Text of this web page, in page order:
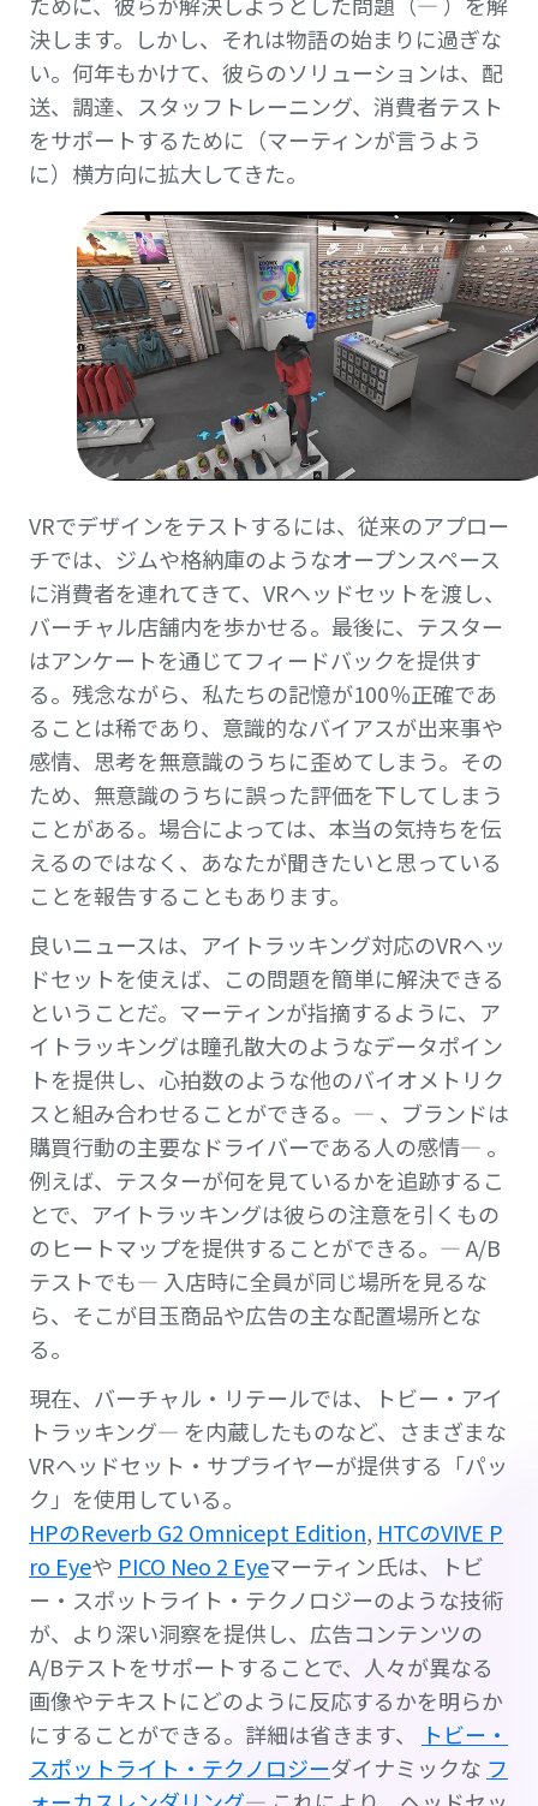
決します。しかし、それは物語の始まりに過ぎな
い。何年もかけて、彼らのソリューションは、配
送、調達、スタッフトレーニング、消費者テスト
をサポートするために（マーティンが言うよう
に）横方向に拡大してきた。
VRでデザインをテストするには、従来のアプロー
チでは、ジムや格納庫のようなオープンスペース
に消費者を連れてきて、VRヘッドセットを渡し、
バーチャル店舗内を歩かせる。最後に、テスター
はアンケートを通じてフィードバックを提供す
る。残念ながら、私たちの記憶が100％正確であ
ることは稀であり、意識的なバイアスが出来事や
感情、思考を無意識のうちに歪めてしまう。その
ため、無意識のうちに誤った評価を下してしまう
ことがある。場合によっては、本当の気持ちを伝
えるのではなく、あなたが聞きたいと思っている
ことを報告することもあります。
良いニュースは、アイトラッキング対応のVRヘッ
ドセットを使えば、この問題を簡単に解決できる
ということだ。マーティンが指摘するように、ア
イトラッキングは瞳孔散大のようなデータポイン
トを提供し、心拍数のような他のバイオメトリク
スと組み合わせることができる。— 、ブランドは
購買行動の主要なドライバーである人の感情— 。
例えば、テスターが何を見ているかを追跡するこ
とで、アイトラッキングは彼らの注意を引くもの
のヒートマップを提供することができる。— A/B
テストでも— 入店時に全員が同じ場所を見るな
ら、そこが目玉商品や広告の主な配置場所とな
る。
現在、バーチャル・リテールでは、トビー・アイ
トラッキング— を内蔵したものなど、さまざまな
VRヘッドセット・サプライヤーが提供する「パッ
ク」を使用している。
HPのReverb G2 Omnicept Edition, HTCのVIVE P
ro Eyeや PICO Neo 2 Eyeマーティン氏は、トビ
ー・スポットライト・テクノロジーのような技術
が、より深い洞察を提供し、広告コンテンツの
A/Bテストをサポートすることで、人々が異なる
画像やテキストにどのように反応するかを明らか
にすることができる。詳細は省きます、
トビー・
スポットライト・テクノロジーダイナミックな フ